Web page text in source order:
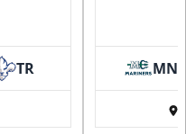
TR MNE